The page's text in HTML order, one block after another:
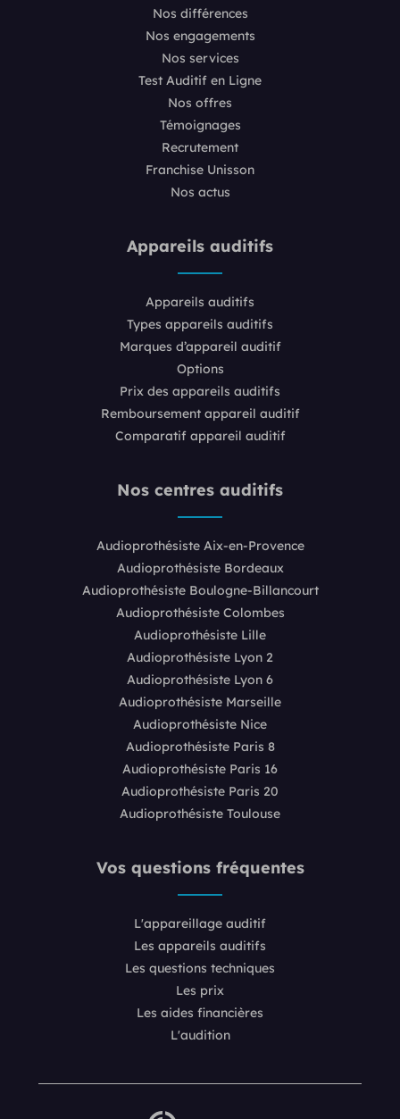
Nos différences
Nos engagements
Nos services
Test Auditif en Ligne
Nos offres
Témoignages
Recrutement
Franchise Unisson
Nos actus
Appareils auditifs
Appareils auditifs
Types appareils auditifs
Marques d’appareil auditif
Options
Prix des appareils auditifs
Remboursement appareil auditif
Comparatif appareil auditif
Nos centres auditifs
Audioprothésiste Aix-en-Provence
Audioprothésiste Bordeaux
Audioprothésiste Boulogne-Billancourt
Audioprothésiste Colombes
Audioprothésiste Lille
Audioprothésiste Lyon 2
Audioprothésiste Lyon 6
Audioprothésiste Marseille
Audioprothésiste Nice
Audioprothésiste Paris 8
Audioprothésiste Paris 16
Audioprothésiste Paris 20
Audioprothésiste Toulouse
Vos questions fréquentes
L'appareillage auditif
Les appareils auditifs
Les questions techniques
Les prix
Les aides financières
L'audition